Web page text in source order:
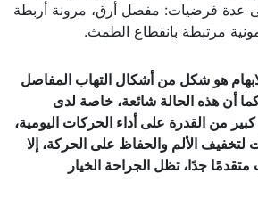
عدة فرضيات: مفصل أرق، مرونة أربطة
مرتبطة بانقطاع الطمث.
هو شكل من أشكال التهاب المفاصل
أن هذه الحالة شائعة، خاصة لدى
من القدرة على أداء الحركات اليومية،
الألم والحفاظ على الحركة، إلا
متقدمًا جدًا، تظل الجراحة الخيار